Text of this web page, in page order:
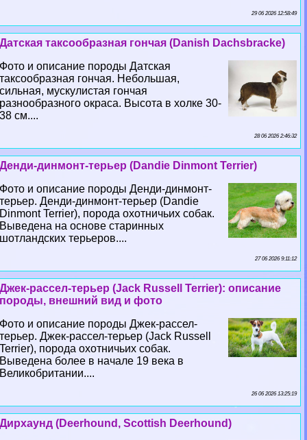
29 06 2026 12:58:49
Датская таксообразная гончая (Danish Dachsbracke)
Фото и описание породы Датская
таксообразная гончая. Небольшая,
сильная, мускулистая гончая
разнообразного окраса. Высота в холке 30-
38 см....
28 06 2026 2:46:32
Денди-динмонт-терьер (Dandie Dinmont Terrier)
Фото и описание породы Денди-динмонт-
терьер. Денди-динмонт-терьер (Dandie
Dinmont Terrier), порода охотничьих собак.
Выведена на основе старинных
шотландских терьеров....
27 06 2026 9:11:12
Джек-рассел-терьер (Jack Russell Terrier): описание
породы, внешний вид и фото
Фото и описание породы Джек-рассел-
терьер. Джек-рассел-терьер (Jack Russell
Terrier), порода охотничьих собак.
Выведена более в начале 19 века в
Великобритании....
26 06 2026 13:25:19
Дирхаунд (Deerhound, Scottish Deerhound)